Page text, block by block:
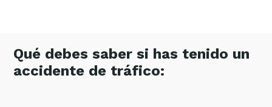
Qué debes saber si has tenido un
accidente de tráfico: